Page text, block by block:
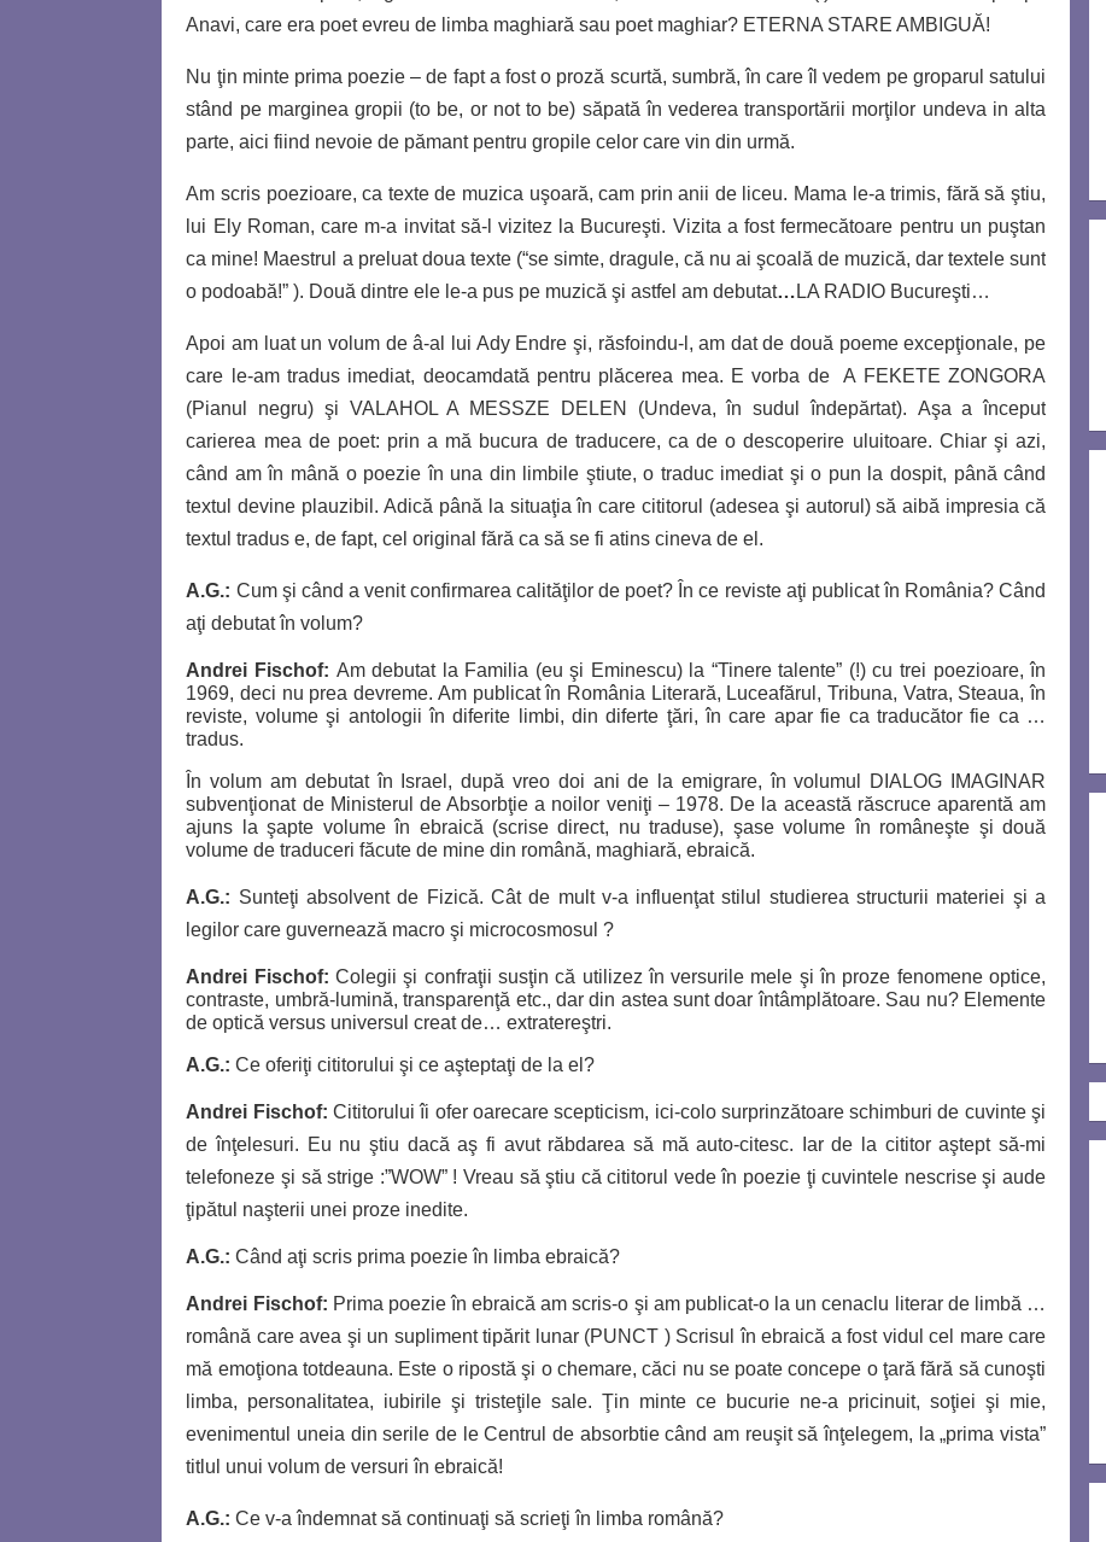
Anavi, care era poet evreu de limba maghiară sau poet maghiar? ETERNA STARE AMBIGUĂ!
Nu ţin minte prima poezie – de fapt a fost o proză scurtă, sumbră,în care îl vedem pe groparul satului
stând pe marginea gropii (to be, or not to be) săpată în vederea transportării morţilor undeva in alta
parte, aici fiind nevoie de pămant pentru gropile celor care vin din urmă.
Am scris poezioare, ca texte de muzica uşoară, cam prin anii de liceu. Mama le-a trimis, fără să ştiu,
lui Ely Roman, care m-a invitat să-l vizitez la Bucureşti. Vizita a fost fermecătoare pentru un puştan
ca mine! Maestrul a preluat doua texte (“se simte, dragule, că nu ai şcoală de muzică, dar textele sunt
o podoabă!” ). Două dintre ele le-a pus pe muzică şi astfel am debutat… LA RADIO Bucureşti…
Apoi am luat un volum de â-al lui Ady Endre şi, răsfoindu-l, am dat de două poeme excepţionale, pe
care le-am tradus imediat, deocamdată pentru plăcerea mea. E vorba de A FEKETE ZONGORA
(Pianul negru) şi VALAHOL A MESSZE DELEN (Undeva, în sudul îndepărtat). Aşa a început
carierea mea de poet: prin a mă bucura de traducere, ca de o descoperire uluitoare. Chiar şi azi,
când am în mână o poezie în una din limbile ştiute, o traduc imediat şi o pun la dospit, până când
textul devine plauzibil. Adică până la situaţia în care cititorul (adesea şi autorul) să aibă impresia că
textul tradus e, de fapt, cel original fără ca să se fi atins cineva de el.
A.G.: Cum şi când a venit confirmarea calităţilor de poet? În ce reviste aţi publicat în România? Când
aţi debutat în volum?
Andrei Fischof: Am debutat la Familia (eu şi Eminescu) la “Tinere talente” (!) cu trei poezioare, în
1969, deci nu prea devreme. Am publicat în România Literară, Luceafărul, Tribuna, Vatra, Steaua, în
reviste, volume şi antologii în diferite limbi, din diferte ţări, în care apar fie ca traducător fie ca …
tradus.
În volum am debutat în Israel, după vreo doi ani de la emigrare, în volumul DIALOG IMAGINAR
subvenţionat de Ministerul de Absorbţie a noilor veniţi – 1978. De la această răscruce aparentă am
ajuns la şapte volume în ebraică (scrise direct, nu traduse), şase volume în româneşte şi două
volume de traduceri făcute de mine din română, maghiară, ebraică.
A.G.: Sunteţi absolvent de Fizică. Cât de mult v-a influenţat stilul studierea structurii materiei şi a
legilor care guvernează macro şi microcosmosul ?
Andrei Fischof: Colegii şi confraţii susţin că utilizez în versurile mele şi în proze fenomene optice,
contraste, umbră-lumină, transparenţă etc., dar din astea sunt doar întâmplătoare. Sau nu? Elemente
de optică versus universul creat de… extratereştri.
A.G.: Ce oferiţi cititorului şi ce aşteptaţi de la el?
Andrei Fischof:Cititorului îi ofer oarecare scepticism, ici-colo surprinzătoare schimburi de cuvinte şi
de înţelesuri. Eu nu ştiu dacă aş fi avut răbdarea să mă auto-citesc. Iar de la cititor aştept să-mi
telefoneze şi să strige :”WOW” ! Vreau să ştiu că cititorul vede în poezie ţi cuvintele nescrise şi aude
ţipătul naşterii unei proze inedite.
A.G.: Când aţi scris prima poezie în limba ebraică?
Andrei Fischof: Prima poezie în ebraică am scris-o şi am publicat-o la un cenaclu literar de limbă …
română care avea şi un supliment tipărit lunar (PUNCT ) Scrisul în ebraică a fost vidul cel mare care
mă emoţiona totdeauna. Este o ripostă şi o chemare, căci nu se poate concepe o ţară fără să cunoşti
limba, personalitatea, iubirile şi tristeţile sale. Ţin minte ce bucurie ne-a pricinuit, soţiei şi mie,
evenimentul uneia din serile de le Centrul de absorbtie când am reuşit să înţelegem, la „prima vista”
titlul unui volum de versuri în ebraică!
A.G.: Ce v-a îndemnat să continuaţi să scrieţi în limba română?